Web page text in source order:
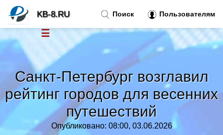
Санкт-Петербург возглавил
рейтинг городов для весенних
путешествий
Опубликовано: 08:00, 03.06.2026
Поиск Пользователям
KB-8.RU
☰
Новости
Тренды новостей»
»